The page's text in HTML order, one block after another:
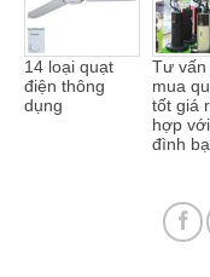
14 loại quạt
điện thông
dụng
Tư vấn
mua
tốt giá
hợp
đình